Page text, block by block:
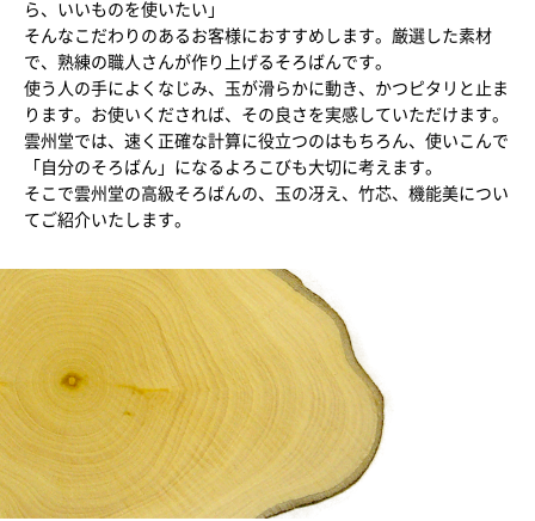
ら、いいものを使いたい」
そんなこだわりのあるお客様におすすめします。厳選した素材
で、熟練の職人さんが作り上げるそろばんです。
使う人の手によくなじみ、玉が滑らかに動き、かつピタリと止ま
ります。お使いくだされば、その良さを実感していただけます。
雲州堂では、速く正確な計算に役立つのはもちろん、使いこんで
「自分のそろばん」になるよろこびも大切に考えます。
そこで雲州堂の高級そろばんの、玉の冴え、竹芯、機能美につい
てご紹介いたします。